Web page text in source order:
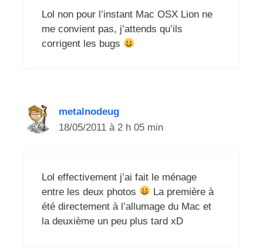
Lol non pour l’instant Mac OSX Lion ne
me convient pas, j’attends qu’ils
corrigent les bugs
metalnodeug
18/05/2011 à 2 h 05 min
Lol effectivement j’ai fait le ménage
entre les deux photos
La première à
été directement à l’allumage du Mac et
la deuxième un peu plus tard xD